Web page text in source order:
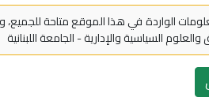
الواردة في هذا الموقع متاحة للجميع،
السياسية والإدارية - الجامعة اللبنانية